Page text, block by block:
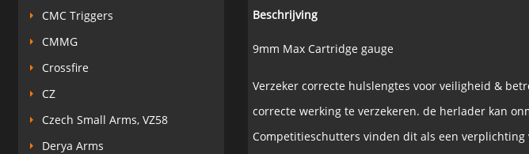
CMC Triggers
CMMG
Crossfire
CZ
Czech Small Arms, VZ58
Derya Arms
Beschrijving
9mm Max Cartridge gauge
Verzeker correcte hulslengtes voor veiligheid &
correcte werking te verzekeren. de herlader kan
Competitieschutters vinden dit als een